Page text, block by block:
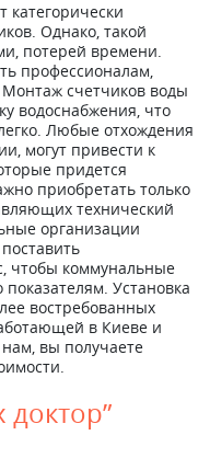
категорически
Однако, такой
потерей времени.
профессионалам,
Монтаж счетчиков воды
водоснабжения, что
Любые отхождения
могут привести к
придется
приобретать только
технический
организации
чтобы коммунальные
Установка
востребованных
в Киеве и
вы получаете
доктор”